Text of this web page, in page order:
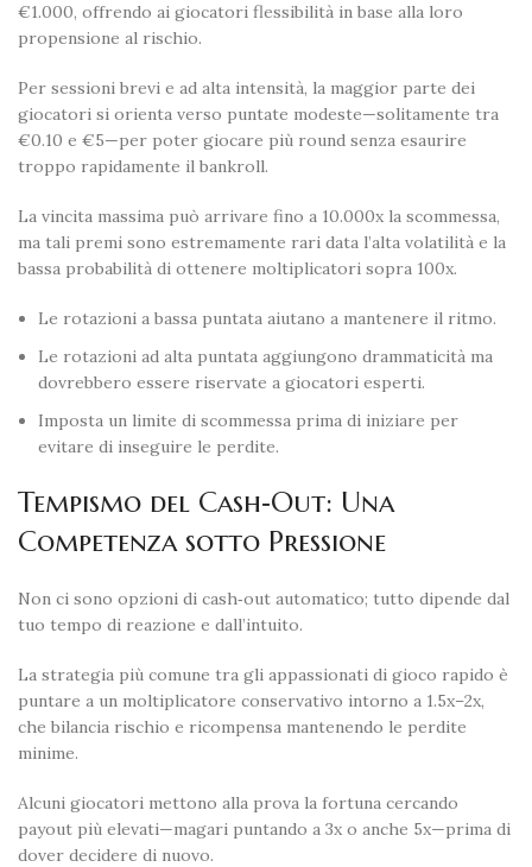
€1.000, offrendo ai giocatori flessibilità in base alla loro
propensione al rischio.
Per sessioni brevi e ad alta intensità, la maggior parte dei
giocatori si orienta verso puntate modeste—solitamente tra
€0.10 e €5—per poter giocare più round senza esaurire
troppo rapidamente il bankroll.
La vincita massima può arrivare fino a 10.000x la scommessa,
ma tali premi sono estremamente rari data l’alta volatilità e la
bassa probabilità di ottenere moltiplicatori sopra 100x.
Le rotazioni a bassa puntata aiutano a mantenere il ritmo.
Le rotazioni ad alta puntata aggiungono drammaticità ma
dovrebbero essere riservate a giocatori esperti.
Imposta un limite di scommessa prima di iniziare per
evitare di inseguire le perdite.
Tempismo del Cash‑Out: Una
Competenza sotto Pressione
Non ci sono opzioni di cash‑out automatico; tutto dipende dal
tuo tempo di reazione e dall’intuito.
La strategia più comune tra gli appassionati di gioco rapido è
puntare a un moltiplicatore conservativo intorno a 1.5x–2x,
che bilancia rischio e ricompensa mantenendo le perdite
minime.
Alcuni giocatori mettono alla prova la fortuna cercando
payout più elevati—magari puntando a 3x o anche 5x—prima di
dover decidere di nuovo.